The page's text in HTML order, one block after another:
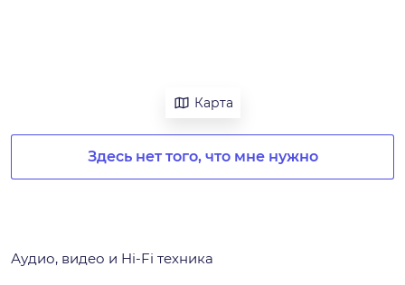
Карта
Здесь нет того, что мне нужно
Аудио, видео и Hi-Fi техника